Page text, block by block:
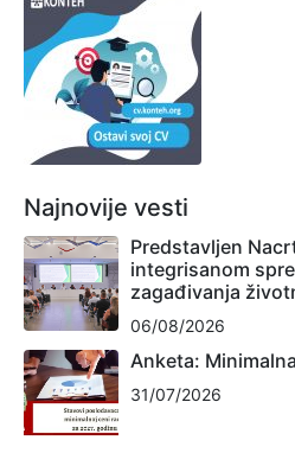
Najnovije vesti
Predstavljen
integrisanom
zagađivanja
06/08/2026
Anketa:
31/07/2026